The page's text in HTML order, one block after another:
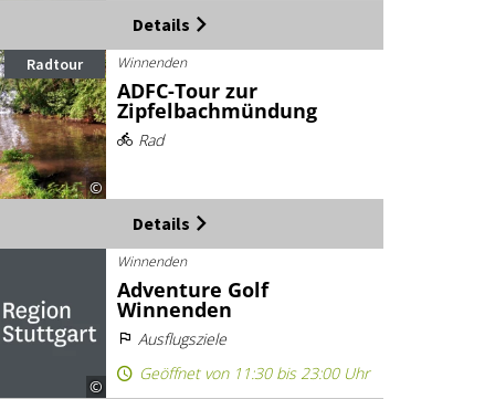
Details
Radtour
©
Winnenden
ADFC-Tour zur
Zipfelbachmündung
Rad
Details
©
Winnenden
Adventure Golf
Winnenden
Ausflugsziele
Geöffnet von 11:30 bis 23:00 Uhr